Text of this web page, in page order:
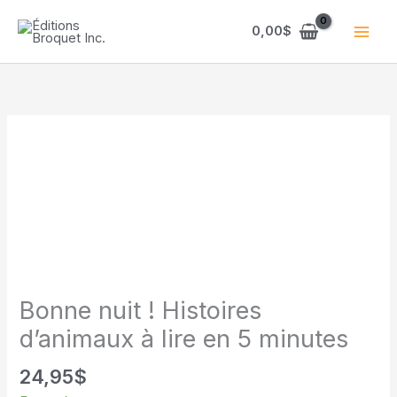
0,00$
Bonne nuit ! Histoires
d’animaux à lire en 5 minutes
24,95$